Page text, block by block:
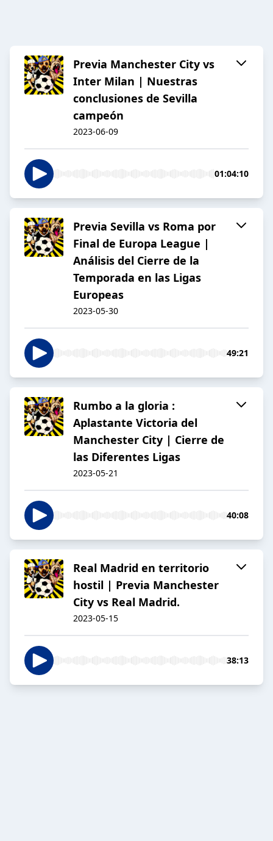
Previa Manchester City vs
Inter Milan | Nuestras
conclusiones de Sevilla
campeón
2023-06-09
01:04:10
Previa Sevilla vs Roma por
Final de Europa League |
Análisis del Cierre de la
Temporada en las Ligas
Europeas
2023-05-30
49:21
Rumbo a la gloria :
Aplastante Victoria del
Manchester City | Cierre de
las Diferentes Ligas
2023-05-21
40:08
Real Madrid en territorio
hostil | Previa Manchester
City vs Real Madrid.
2023-05-15
38:13